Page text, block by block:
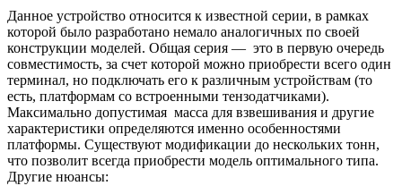
Данное устройство относится к известной серии, в рамках
которой было разработано немало аналогичных по своей
конструкции моделей. Общая серия — это в первую очередь
совместимость, за счет которой можно приобрести всего один
терминал, но подключать его к различным устройствам (то
есть, платформам со встроенными тензодатчиками).
Максимально допустимая масса для взвешивания и другие
характеристики определяются именно особенностями
платформы. Существуют модификации до нескольких тонн,
что позволит всегда приобрести модель оптимального типа.
Другие нюансы: